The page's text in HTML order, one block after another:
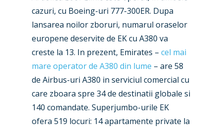
cazuri, cu Boeing-uri 777-300ER. Dupa
lansarea noilor zboruri, numarul oraselor
europene deservite de EK cu A380 va
creste la 13. In prezent, Emirates – cel mai
mare operator de A380 din lume – are 58
de Airbus-uri A380 in serviciul comercial cu
care zboara spre 34 de destinatii globale si
140 comandate. Superjumbo-urile EK
ofera 519 locuri: 14 apartamente private la